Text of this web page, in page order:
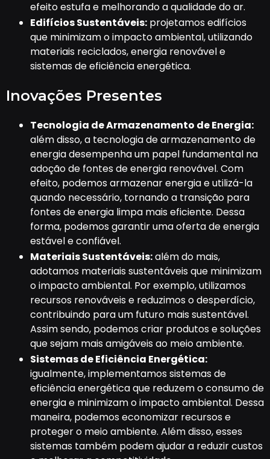
efeito estufa e melhorando a qualidade do ar.
Edifícios Sustentáveis: projetamos edifícios
que minimizam o impacto ambiental, utilizando
materiais reciclados, energia renovável e
sistemas de eficiência energética.
Inovações Presentes
Tecnologia de Armazenamento de Energia:
além disso, a tecnologia de armazenamento de
energia desempenha um papel fundamental na
adoção de fontes de energia renovável. Com
efeito, podemos armazenar energia e utilizá-la
quando necessário, tornando a transição para
fontes de energia limpa mais eficiente. Dessa
forma, podemos garantir uma oferta de energia
estável e confiável.
Materiais Sustentáveis:além do mais,
adotamos materiais sustentáveis que minimizam
o impacto ambiental. Por exemplo, utilizamos
recursos renováveis e reduzimos o desperdício,
contribuindo para um futuro mais sustentável.
Assim sendo, podemos criar produtos e soluções
que sejam mais amigáveis ao meio ambiente.
Sistemas de Eficiência Energética:
igualmente, implementamos sistemas de
eficiência energética que reduzem o consumo de
energia e minimizam o impacto ambiental. Dessa
maneira, podemos economizar recursos e
proteger o meio ambiente. Além disso, esses
sistemas também podem ajudar a reduzir custos